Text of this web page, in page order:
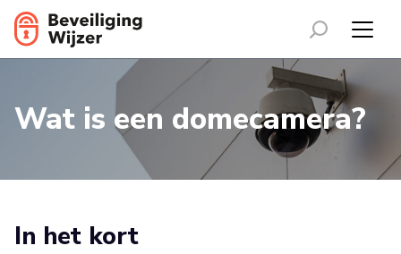
Wat is een domecamera?
In het kort